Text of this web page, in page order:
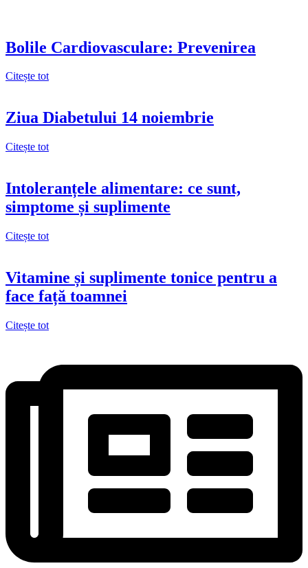
Bolile Cardiovasculare: Prevenirea
Citește tot
Ziua Diabetului 14 noiembrie
Citește tot
Intoleranțele alimentare: ce sunt,
simptome și suplimente
Citește tot
Vitamine și suplimente tonice pentru a
face față toamnei
Citește tot